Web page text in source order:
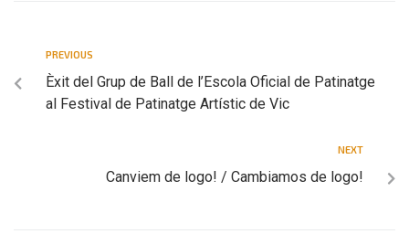
PREVIOUS
Èxit del Grup de Ball de l’Escola Oficial de Patinatge
al Festival de Patinatge Artístic de Vic
NEXT
Canviem de logo! / Cambiamos de logo!